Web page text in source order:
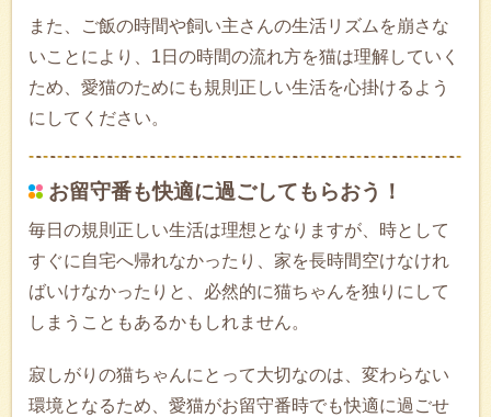
また、ご飯の時間や飼い主さんの生活リズムを崩さな
いことにより、1日の時間の流れ方を猫は理解していく
ため、愛猫のためにも規則正しい生活を心掛けるよう
にしてください。
お留守番も快適に過ごしてもらおう！
毎日の規則正しい生活は理想となりますが、時として
すぐに自宅へ帰れなかったり、家を長時間空けなけれ
ばいけなかったりと、必然的に猫ちゃんを独りにして
しまうこともあるかもしれません。
寂しがりの猫ちゃんにとって大切なのは、変わらない
環境となるため、愛猫がお留守番時でも快適に過ごせ